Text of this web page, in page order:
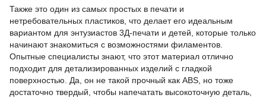
Также это один из самых простых в печати и
нетребовательных пластиков, что делает его идеальным
вариантом для энтузиастов 3Д-печати и детей, которые только
начинают знакомиться с возможностями филаментов.
Опытные специалисты знают, что этот материал отлично
подходит для детализированных изделий с гладкой
поверхностью. Да, он не такой прочный как ABS, но тоже
достаточно твердый, чтобы напечатать высокоточную деталь,